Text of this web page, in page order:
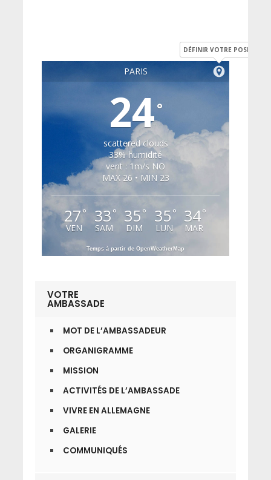
PARIS
DÉFINIR VOTRE POSITION
24°
scattered clouds
33% humidité
vent : 1m/s NO
MAX 26 • MIN 23
27°
VEN
33°
SAM
35 °
DIM
35 °
LUN
34°
MAR
Temps à partir de OpenWeatherMap
VOTRE
AMBASSADE
MOT DE L’AMBASSADEUR
ORGANIGRAMME
MISSION
ACTIVITÉS DE L’AMBASSADE
VIVRE EN ALLEMAGNE
GALERIE
COMMUNIQUÉS